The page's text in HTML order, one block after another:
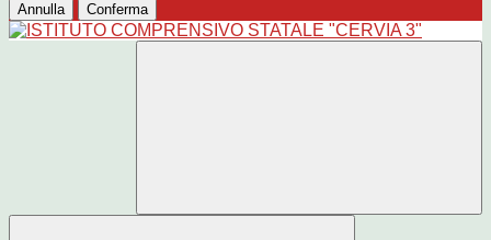
Annulla Conferma